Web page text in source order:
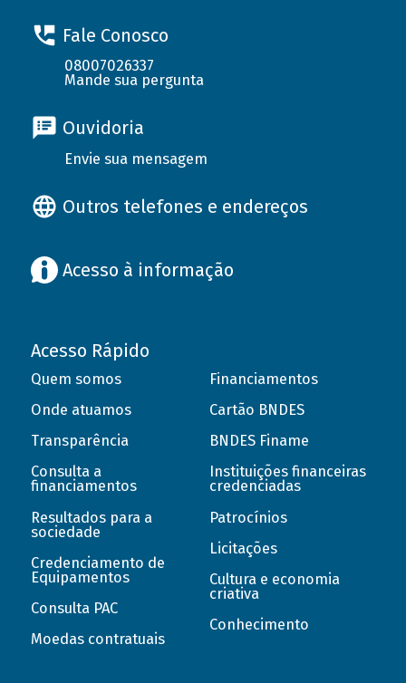
Fale Conosco
08007026337
Mande sua pergunta
Ouvidoria
Envie sua mensagem
Outros telefones e endereços
Acesso à informação
Acesso Rápido
Quem somos
Onde atuamos
Transparência
Consulta a
financiamentos
Resultados para a
sociedade
Credenciamento de
Equipamentos
Consulta PAC
Moedas contratuais
Financiamentos
Cartão BNDES
BNDES Finame
Instituições financeiras
credenciadas
Patrocínios
Licitações
Cultura e economia
criativa
Conhecimento